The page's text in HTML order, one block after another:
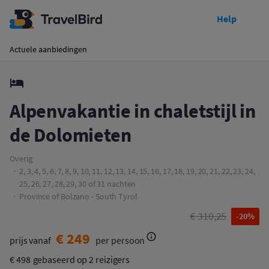
Help
Actuele aanbiedingen
Toon prijzen
Alpenvakantie in chaletstijl in
de Dolomieten
Overig
2, 3, 4, 5, 6, 7, 8, 9, 10, 11, 12, 13, 14, 15, 16, 17, 18, 19, 20, 21, 22, 23, 24,
25, 26, 27, 28, 29, 30 of 31 nachten
Province of Bolzano - South Tyrol
€ 310,25 -20%
prijs vanaf € 249 per persoon
€ 498 gebaseerd op 2 reizigers